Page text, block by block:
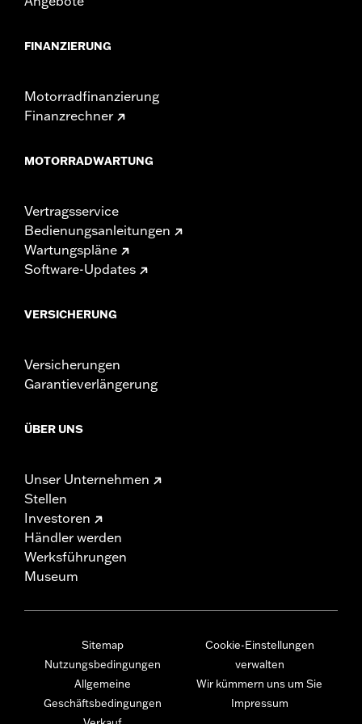
FINANZIERUNG
Motorradfinanzierung
Finanzrechner
MOTORRADWARTUNG
Vertragsservice
Bedienungsanleitungen
Wartungspläne
Software-Updates
VERSICHERUNG
Versicherungen
Garantieverlängerung
ÜBER UNS
Unser Unternehmen
Stellen
Investoren
Händler werden
Werksführungen
Museum
Sitemap
Nutzungsbedingungen
Allgemeine
Geschäftsbedingungen
Cookie-Einstellungen
verwalten
Wir kümmern uns um Sie
Impressum